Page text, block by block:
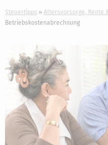
Steuertipps Altersvorsorge, Rente
Betriebskostenabrechnung